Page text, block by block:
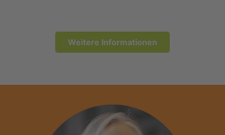
Weitere Informationen